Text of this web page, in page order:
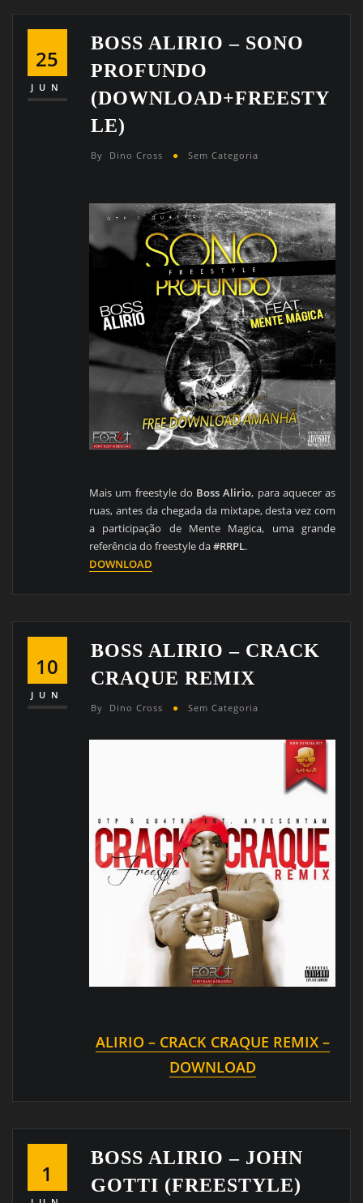
25
JUN
BOSS ALIRIO – SONO
PROFUNDO
(DOWNLOAD+FREESTY
LE)
By Dino Cross Sem Categoria
Mais um freestyle do Boss Alirio, para aquecer as
ruas, antes da chegada da mixtape, desta vez com
a participação de Mente Magica, uma grande
referência do freestyle da#RRPL.
DOWNLOAD
10
JUN
BOSS ALIRIO – CRACK
CRAQUE REMIX
By Dino Cross Sem Categoria
ALIRIO – CRACK CRAQUE REMIX –
DOWNLOAD
1
BOSS ALIRIO – JOHN
GOTTI (FREESTYLE)